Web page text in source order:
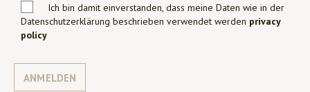
Ich bin damit einverstanden, dass meine Daten wie in der
Datenschutzerklärung beschrieben verwendet werden privacy
policy
ANMELDEN